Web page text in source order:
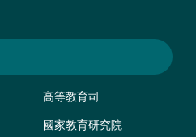
高等教育司
國家教育研究院